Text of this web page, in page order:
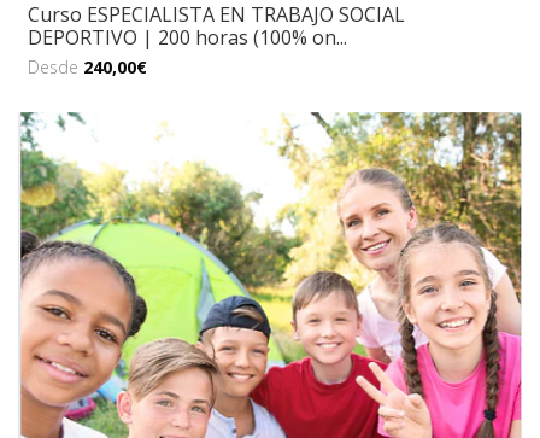
Curso ESPECIALISTA EN TRABAJO SOCIAL
DEPORTIVO | 200 horas (100% on...
Desde 240,00€